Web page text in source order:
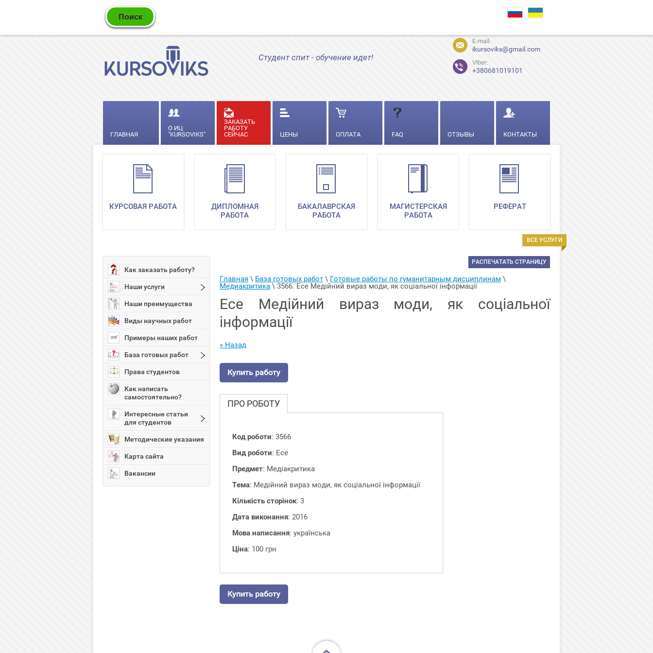
Студент спит - обучение идет!
E-mail:
ikursoviks@gmail.com
Viber:
+380681019101
ГЛАВНАЯ
О ИЦ
"KURSOVIKS"
ЗАКАЗАТЬ
РАБОТУ
СЕЙЧАС
ЦЕНЫ ОПЛАТА FAQ ОТЗЫВЫ КОНТАКТЫ
ВСЕ УСЛУГИ
КУРСОВАЯ РАБОТА
ДИПЛОМНАЯ
РАБОТА
БАКАЛАВРСКАЯ
РАБОТА
МАГИСТЕРСКАЯ
РАБОТА
РЕФЕРАТ
Как заказать работу?
Наши услуги
Наши преимущества
Виды научных работ
Примеры наших работ
База готовых работ
Права студентов
Как написать
самостоятельно?
Интересные статьи
для студентов
Методические указания
Карта сайта
Вакансии
РАСПЕЧАТАТЬ СТРАНИЦУ
Главная \ База готовых работ \ Готовые работы по гуманитарным дисциплинам
Медиакритика \ 3566. Есе Медійний вираз моди, як соціальної інформації
Есе Медійний вираз моди, як соціальної
інформації
« Назад
Купить работу
ПРО РОБОТУ
Код роботи: 3566
Вид роботи: Есе
Предмет: Медіакритика
Тема: Медійний вираз моди, як соціальної інформації
Кількість сторінок: 3
Дата виконання: 2016
Мова написання: українська
Ціна: 100 грн
Купить работу